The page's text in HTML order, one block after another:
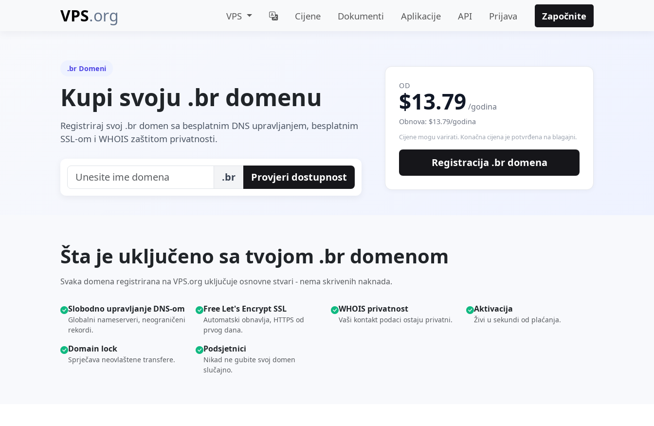
VPS.org VPS Cijene Dokumenti Aplikacije API Prijava Započnite
.br Domeni
Kupi svoju .br domenu
Registriraj svoj .br domen sa besplatnim DNS upravljanjem, besplatnim
SSL-om i WHOIS zaštitom privatnosti.
.br Provjeri dostupnost
OD
$13.79 /godina
Obnova: $13.79/godina
Cijene mogu varirati. Konačna cijena je potvrđena na blagajni.
Registracija .br domena
Šta je uključeno sa tvojom .br domenom
Svaka domena registrirana na VPS.org uključuje osnovne stvari - nema skrivenih naknada.
Slobodno upravljanje DNS-om
Globalni nameserveri, neograničeni
rekordi.
Free Let's Encrypt SSL
Automatski obnavlja, HTTPS od
prvog dana.
WHOIS privatnost
Vaši kontakt podaci ostaju privatni.
Aktivacija
Živi u sekundi od plaćanja.
Domain lock
Sprječava neovlaštene transfere.
Podsjetnici
Nikad ne gubite svoj domen
slučajno.